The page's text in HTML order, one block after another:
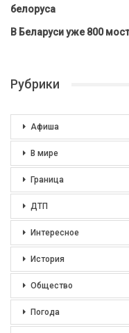
белоруса
В Беларуси уже 800
Рубрики
Афиша
В мире
Граница
ДТП
Интересное
История
Общество
Погода